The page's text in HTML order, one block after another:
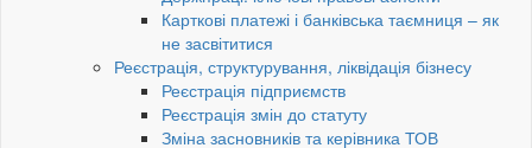
Карткові платежі і банківська таємниця – як
не засвітитися
Реєстрація, структурування, ліквідація бізнесу
Реєстрація підприємств
Реєстрація змін до статуту
Зміна засновників та керівника ТОВ